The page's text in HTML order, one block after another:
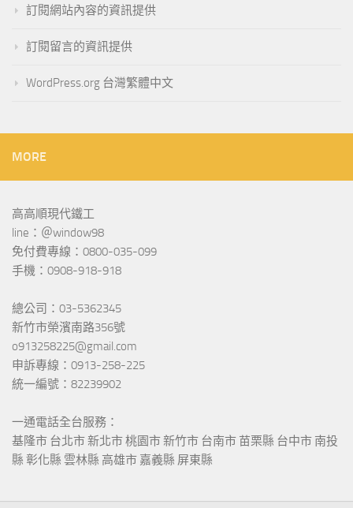
訂閱網站內容的資訊提供
訂閱留言的資訊提供
WordPress.org 台灣繁體中文
MORE
高高順現代鐵工
line：＠window98
免付費專線：0800-035-099
手機：0908-918-918
總公司：03-5362345
新竹市榮濱南路356號
o913258225@gmail.com
申訴專線：0913-258-225
統一編號：82239902
一通電話全台服務：
基隆市 台北市 新北市 桃園市 新竹市 台南市 苗栗縣 台中市 南投
縣 彰化縣 雲林縣 高雄市 嘉義縣 屏東縣